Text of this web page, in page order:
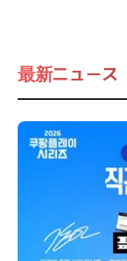
最新ニュース